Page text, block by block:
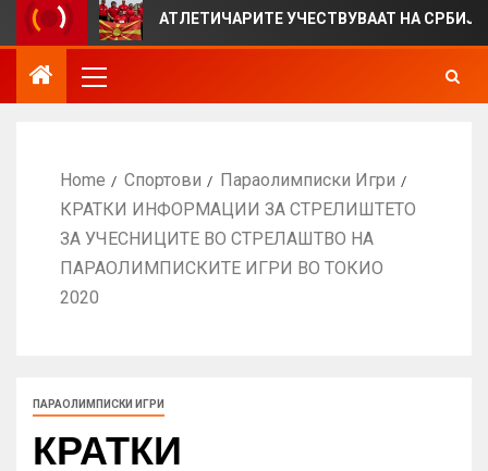
АТЛЕТИЧАРИТЕ УЧЕСТВУВААТ НА СРБИЈА ОПЕН
Home Спортови
Параолимписки Игри
КРАТКИ ИНФОРМАЦИИ ЗА СТРЕЛИШТЕТО
ЗА УЧЕСНИЦИТЕ ВО СТРЕЛАШТВО НА
ПАРАОЛИМПИСКИТЕ ИГРИ ВО ТОКИО
2020
ПАРАОЛИМПИСКИ ИГРИ
КРАТКИ